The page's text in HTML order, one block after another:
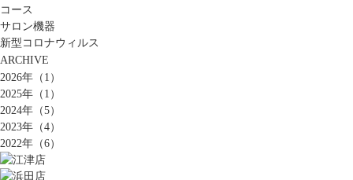
コース
サロン機器
新型コロナウィルス
ARCHIVE
2026年（1）
2025年（1）
2024年（5）
2023年（4）
2022年（6）